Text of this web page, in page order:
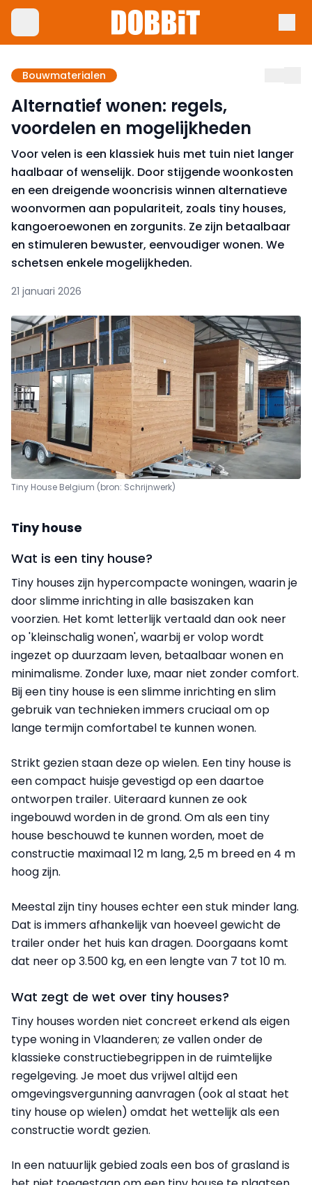
Bouwmaterialen
Alternatief wonen: regels,
voordelen en mogelijkheden
Voor velen is een klassiek huis met tuin niet langer
haalbaar of wenselijk. Door stijgende woonkosten
en een dreigende wooncrisis winnen alternatieve
woonvormen aan populariteit, zoals tiny houses,
kangoeroewonen en zorgunits. Ze zijn betaalbaar
en stimuleren bewuster, eenvoudiger wonen. We
schetsen enkele mogelijkheden.
21 januari 2026
Tiny House Belgium (bron: Schrijnwerk)
Tiny house
Wat is een tiny house?
Tiny houses zijn hypercompacte woningen, waarin je
door slimme inrichting in alle basiszaken kan
voorzien. Het komt letterlijk vertaald dan ook neer
op 'kleinschalig wonen', waarbij er volop wordt
ingezet op duurzaam leven, betaalbaar wonen en
minimalisme. Zonder luxe, maar niet zonder comfort.
Bij een tiny house is een slimme inrichting en slim
gebruik van technieken immers cruciaal om op
lange termijn comfortabel te kunnen wonen.
Strikt gezien staan deze op wielen. Een tiny house is
een compact huisje gevestigd op een daartoe
ontworpen trailer. Uiteraard kunnen ze ook
ingebouwd worden in de grond. Om als een tiny
house beschouwd te kunnen worden, moet de
constructie maximaal 12 m lang, 2,5 m breed en 4 m
hoog zijn.
Meestal zijn tiny houses echter een stuk minder lang.
Dat is immers afhankelijk van hoeveel gewicht de
trailer onder het huis kan dragen. Doorgaans komt
dat neer op 3.500 kg, en een lengte van 7 tot 10 m.
Wat zegt de wet over tiny houses?
Tiny houses worden niet concreet erkend als eigen
type woning in Vlaanderen; ze vallen onder de
klassieke constructiebegrippen in de ruimtelijke
regelgeving. Je moet dus vrijwel altijd een
omgevingsvergunning aanvragen (ook al staat het
tiny house op wielen) omdat het wettelijk als een
constructie wordt gezien.
In een natuurlijk gebied zoals een bos of grasland is